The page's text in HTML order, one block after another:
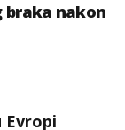
braka nakon
Evropi